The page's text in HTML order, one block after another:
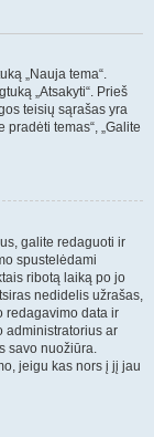
„Nauja tema“.
„Atsakyti“. Prieš
teisių sąrašas yra
temas“, „Galite
galite redaguoti ir
spustelėdami
ribotą laiką po jo
nedidelis užrašas,
redagavimo data ir
administratorius ar
savo nuožiūra.
jeigu kas nors į jį jau